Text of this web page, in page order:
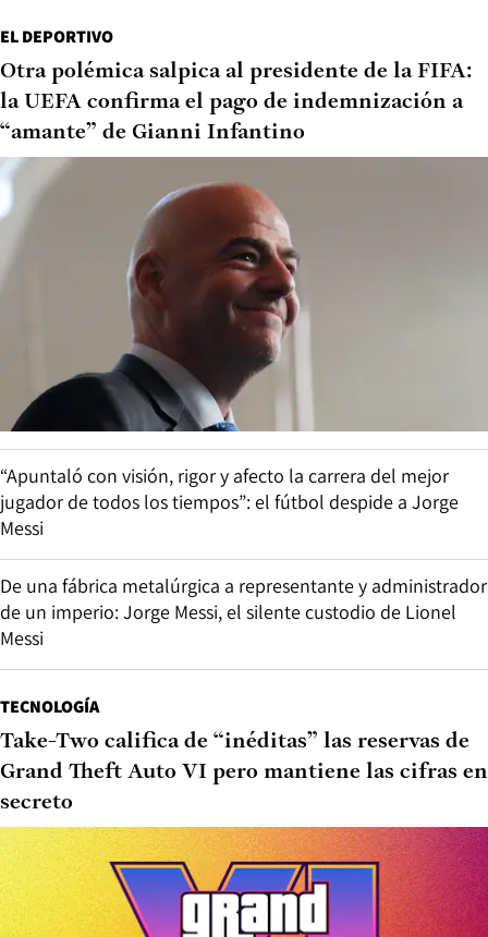
EL DEPORTIVO
Otra polémica salpica al presidente de la FIFA:
la UEFA confirma el pago de indemnización a
“amante” de Gianni Infantino
“Apuntaló con visión, rigor y afecto la carrera del mejor
jugador de todos los tiempos”: el fútbol despide a Jorge
Messi
De una fábrica metalúrgica a representante y administrador
de un imperio: Jorge Messi, el silente custodio de Lionel
Messi
TECNOLOGÍA
Take-Two califica de “inéditas” las reservas de
Grand Theft Auto VI pero mantiene las cifras en
secreto